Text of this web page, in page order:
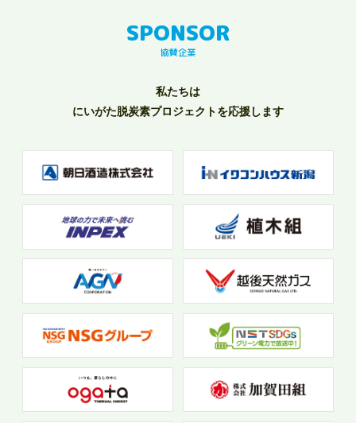
協賛企業
私たちは
にいがた脱炭素プロジェクトを応援します